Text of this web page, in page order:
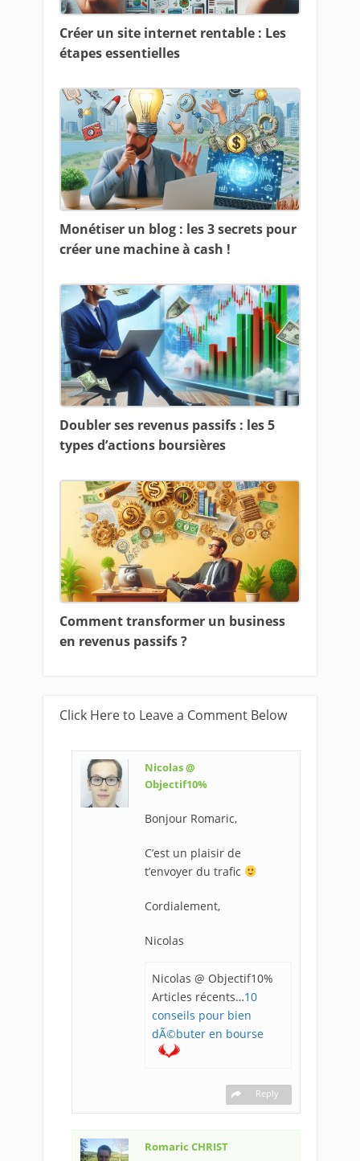
Créer un site internet rentable : Les
étapes essentielles
Monétiser un blog : les 3 secrets pour
créer une machine à cash !
Doubler ses revenus passifs : les 5
types d’actions boursières
Comment transformer un business
en revenus passifs ?
Click Here to Leave a Comment Below
Nicolas @
Objectif10%
Bonjour Romaric,
C’est un plaisir de
t’envoyer du trafic
Cordialement,
Nicolas
Nicolas @ Objectif10%
Articles récents…10
conseils pour bien
dÃ©buter en bourse
Reply
Romaric CHRIST